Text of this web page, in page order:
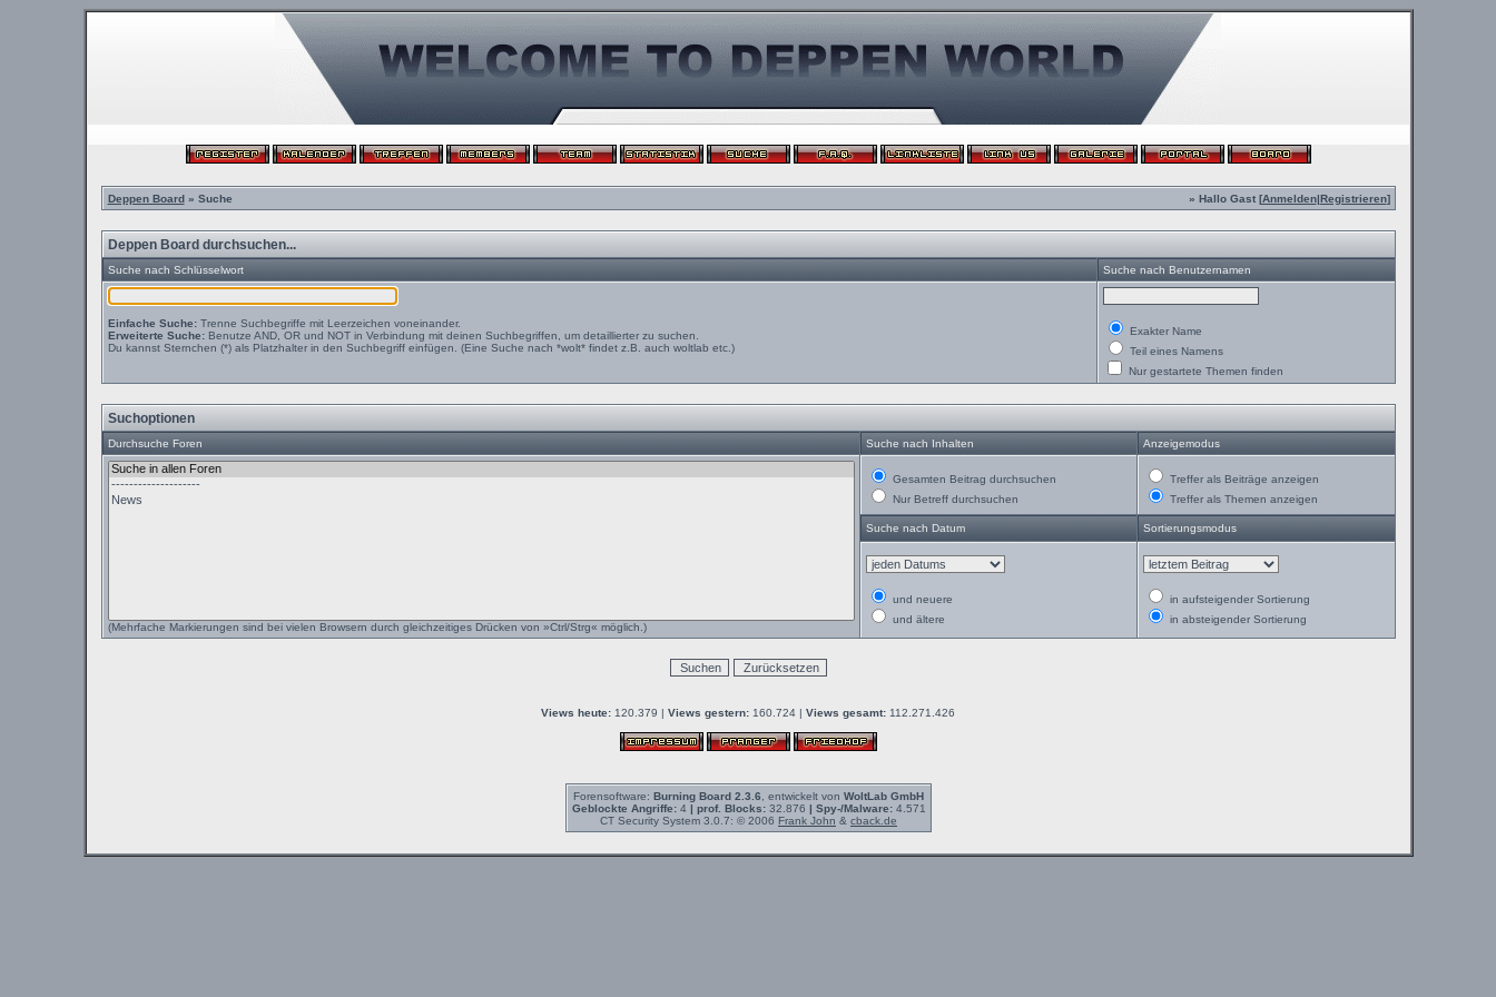
Deppen Board» Suche » Hallo Gast [Anmelden|Registrieren]
Deppen Board durchsuchen...
Suche nach Schlüsselwort Suche nach Benutzernamen
Einfache Suche:Trenne Suchbegriffe mit Leerzeichen voneinander.
Erweiterte Suche:Benutze AND, OR und NOT in Verbindung mit deinen Suchbegriffen, um detaillierter zu suchen.
Du kannst Sternchen (*) als Platzhalter in den Suchbegriff einfügen. (Eine Suche nach *wolt* findet z.B. auch woltlab etc.)
Exakter Name
Teil eines Namens
Nur gestartete Themen finden
Suchoptionen
Durchsuche Foren Suche nach Inhalten Anzeigemodus
(Mehrfache Markierungen sind bei vielen Browsern durch gleichzeitiges Drücken von »Ctrl/Strg« möglich.)
Gesamten Beitrag durchsuchen
Nur Betreff durchsuchen
Treffer als Beiträge anzeigen
Treffer als Themen anzeigen
Suche nach Datum Sortierungsmodus
und neuere
und ältere
in aufsteigender Sortierung
in absteigender Sortierung
Views heute: 120.379 | Views gestern: 160.724 | Views gesamt: 112.271.426
Forensoftware: Burning Board 2.3.6 , entwickelt von WoltLab GmbH
Geblockte Angriffe:4 | prof. Blocks:32.876 | Spy-/Malware:4.571
CT Security System 3.0.7: © 2006 Frank John & cback.de